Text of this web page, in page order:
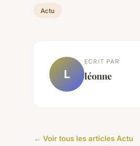
Actu
L
ECRIT PAR
léonne
← Voir tous les articles Actu